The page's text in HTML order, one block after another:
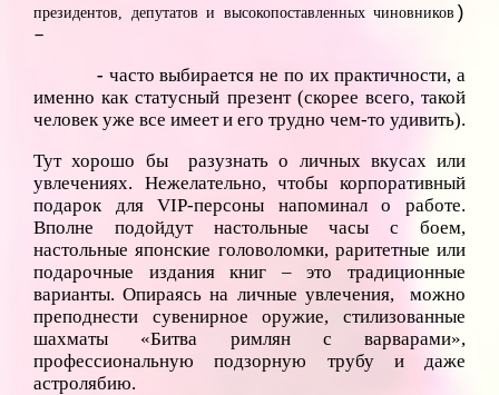
президентов, депутатов и высокопоставленных чиновников )
–
- часто выбирается не по их практичности, а
именно как статусный презент (скорее всего, такой
человек уже все имеет и его трудно чем-то удивить).
Тут хорошо бы разузнать о личных вкусах или
увлечениях. Нежелательно, чтобы корпоративный
подарок для VIP-персоны напоминал о работе.
Вполне подойдут настольные часы с боем,
настольные японские головоломки, раритетные или
подарочные издания книг – это традиционные
варианты. Опираясь на личные увлечения, можно
преподнести сувенирное оружие, стилизованные
шахматы «Битва римлян с варварами»,
профессиональную подзорную трубу и даже
астролябию.